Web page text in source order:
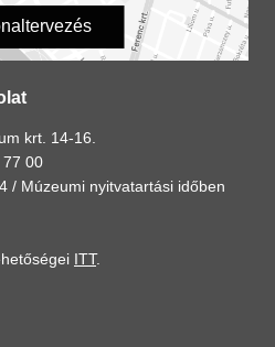
krt. 14-16.
77 00
/ Múzeumi nyitvatartási időben
ITT.